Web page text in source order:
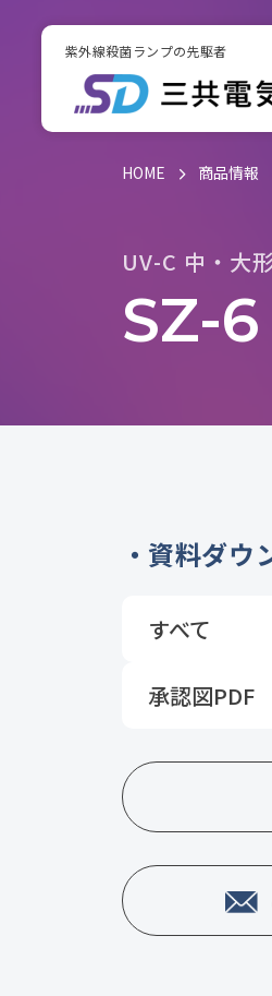
紫外線殺菌ランプの先駆者
HOME 商品情報
UV-C 中 ・ 大
SZ-6
資料ダウ
すべて
承認図PDF